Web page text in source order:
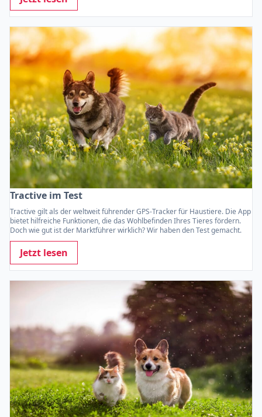
Tractive im Test
Tractive gilt als der weltweit führender GPS-Tracker für Haustiere. Die App
bietet hilfreiche Funktionen, die das Wohlbefinden Ihres Tieres fördern.
Doch wie gut ist der Marktführer wirklich? Wir haben den Test gemacht.
Jetzt lesen